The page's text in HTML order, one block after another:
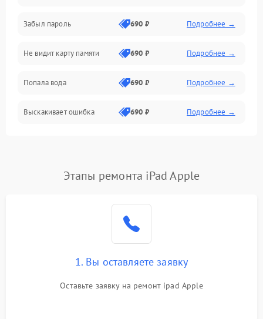
Экран (дисплей)
Связь
Разговор (микрофон, динамик)
Перегрев и нестабильная работа
Сеть и интернет
Память и данные
Режим работы
Забыл пароль 690 ₽ Подробнее →
Не видит карту памяти 690 ₽ Подробнее →
Попала вода 690 ₽ Подробнее →
Выскакивает ошибка 690 ₽ Подробнее →
Этапы ремонта iPad Apple
1. Вы оставляете заявку
Оставьте заявку на ремонт ipad Apple